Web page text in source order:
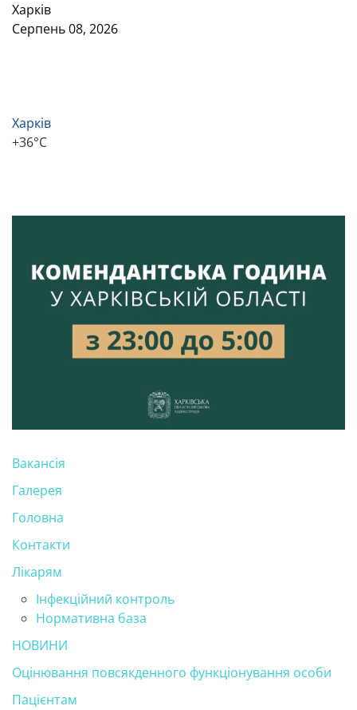
Харків
Серпень 08, 2026
Харків
+36°C
Вакансія
Галерея
Головна
Контакти
Лікарям
Інфекційний контроль
Нормативна база
НОВИНИ
Оцінювання повсякденного функціонування особи
Пацієнтам